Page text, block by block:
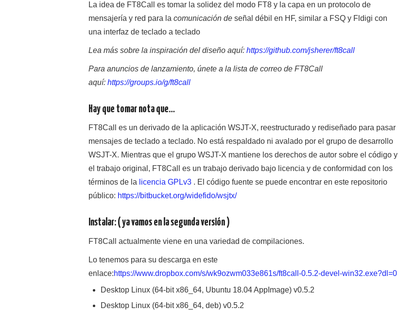
La idea de FT8Call es tomar la solidez del modo FT8 y la capa en un protocolo de
mensajería y red para la comunicación de señal débil en HF, similar a FSQ y Fldigi con
una interfaz de teclado a teclado
Lea más sobre la inspiración del diseño aquí: https://github.com/jsherer/ft8call
Para anuncios de lanzamiento, únete a la lista de correo de FT8Call
aquí: https://groups.io/g/ft8call
Hay que tomar nota que…
FT8Call es un derivado de la aplicación WSJT-X, reestructurado y rediseñado para pasar
mensajes de teclado a teclado. No está respaldado ni avalado por el grupo de desarrollo
WSJT-X. Mientras que el grupo WSJT-X mantiene los derechos de autor sobre el código y
el trabajo original, FT8Call es un trabajo derivado bajo licencia y de conformidad con los
términos de la licencia GPLv3 . El código fuente se puede encontrar en este repositorio
público: https://bitbucket.org/widefido/wsjtx/
Instalar: ( ya vamos en la segunda versión )
FT8Call actualmente viene en una variedad de compilaciones.
Lo tenemos para su descarga en este
enlace:https://www.dropbox.com/s/wk9ozwm033e861s/ft8call-0.5.2-devel-win32.exe?dl=0
Desktop Linux (64-bit x86_64, Ubuntu 18.04 AppImage) v0.5.2
Desktop Linux (64-bit x86_64, deb) v0.5.2